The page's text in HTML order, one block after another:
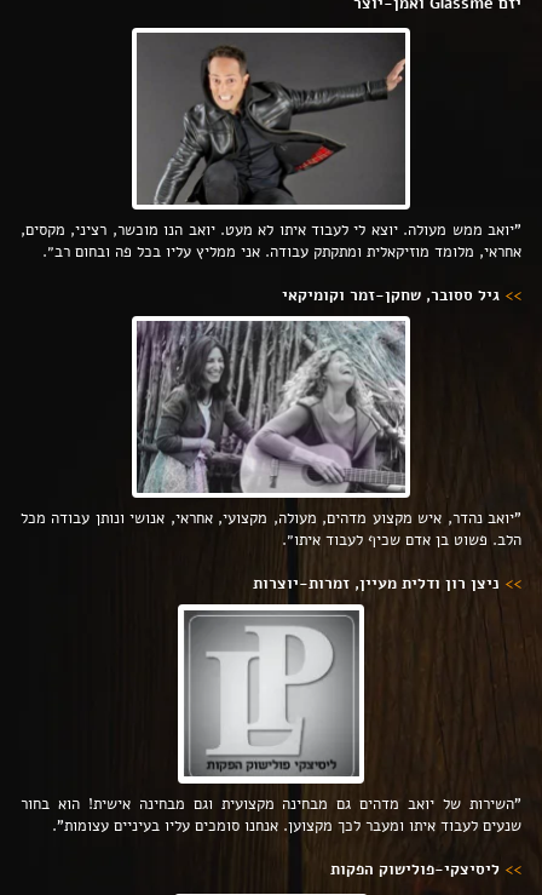
"יואב ממש מעולה. יוצא לי לעבוד איתו לא מעט. יואב הנו מוכשר, רציני, מקסים,
אחראי, מלומד מוזיקאלית ומתקתק עבודה. אני ממליץ עליו בכל פה ובחום רב״.
>> גיל ססובר, שחקן-זמר וקומיקאי
"יואב נהדר, איש מקצוע מדהים, מעולה, מקצועי, אחראי, אנושי ונותן עבודה מכל
הלב. פשוט בן אדם שכיף לעבוד איתו״.
>> ניצן רון ודלית מעיין, זמרות-יוצרות
"השירות של יואב מדהים גם מבחינה מקצועית וגם מבחינה אישית! הוא בחור
שנעים לעבוד איתו ומעבר לכך מקצוען. אנחנו סומכים עליו בעיניים עצומות".
>> ליסיצקי-פולישוק הפקות